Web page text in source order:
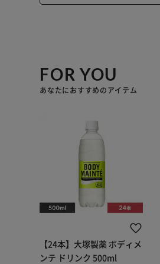
FOR YOU
あなたにおすすめのアイテム
【24本】大塚製薬 ボディメ
ンテ ドリンク 500ml